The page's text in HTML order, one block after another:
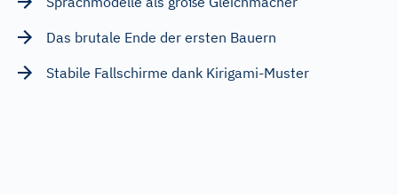
Das brutale Ende der ersten Bauern
Stabile Fallschirme dank Kirigami-Muster